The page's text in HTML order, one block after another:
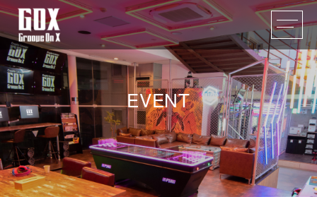
EVENT